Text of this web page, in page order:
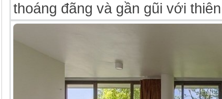
thoáng đãng và gần gũi với